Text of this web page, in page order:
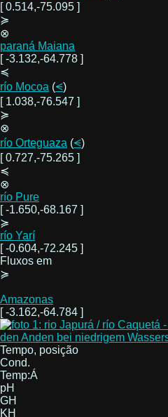
[ 0.514,-75.095 ]
≽
⊗
paraná Maiana
[ -3.132,-64.778 ]
≼
río Mocoa (⪪)
[ 1.038,-76.547 ]
≽
⊗
río Orteguaza (⪪)
[ 0.727,-75.265 ]
≼
⊗
río Pure
[ -1.650,-68.167 ]
≽
río Yarí
[ -0.604,-72.245 ]
Fluxos em
≽
Amazonas
[ -3.162,-64.784 ]
Tempo, posição
Cond.
Temp:Á
pH
GH
KH